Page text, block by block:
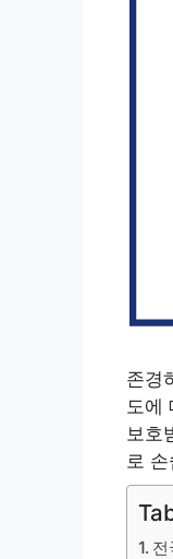
존경
도에
보호
로
전